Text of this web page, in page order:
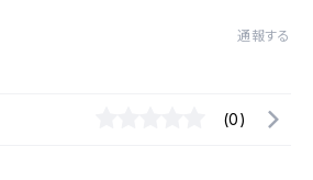
通報する
(0)